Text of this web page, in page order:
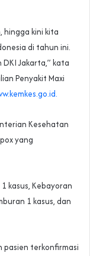
hingga kini kita
di tahun ini.
Jakarta,” kata
Penyakit Maxi
Kesehatan
yang
kasus, Kebayoran
1 kasus, dan
pasien terkonfirmasi